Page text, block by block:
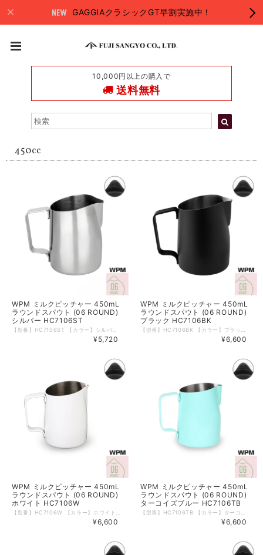
GAGGIAクラシックGT早割実施中！
10,000円以上の購入で
送料無料
450cc
WPM ミルクピッチャー 450mL
ラウンドスパウト (06 ROUND)
シルバー HC7106ST
¥5,720
WPM ミルクピッチャー 450mL
ラウンドスパウト (06 ROUND)
ブラック HC7106BK
¥6,600
WPM ミルクピッチャー 450mL
ラウンドスパウト (06 ROUND)
ホワイト HC7106W
¥6,600
WPM ミルクピッチャー 450mL
ラウンドスパウト (06 ROUND)
ターコイズブルー HC7106TB
¥6,600